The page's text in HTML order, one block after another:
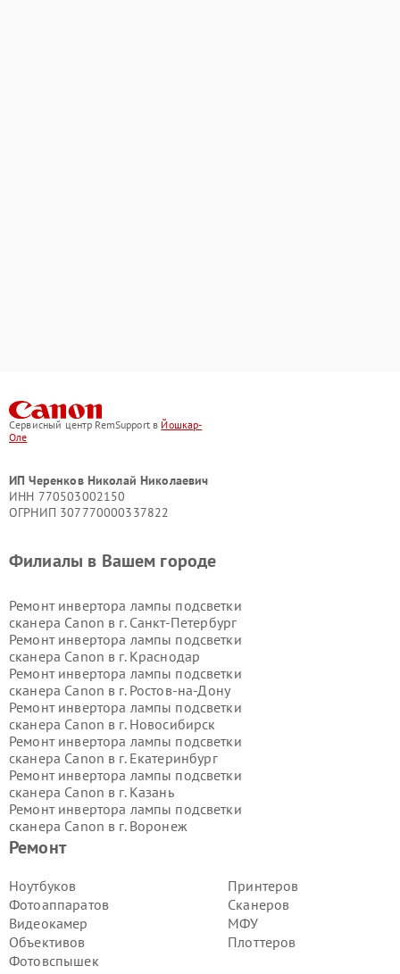
Сервисный центр RemSupport в Йошкар-
Оле
ИП Черенков Николай Николаевич
ИНН 770503002150
ОГРНИП 307770000337822
Ремонт
Ноутбуков
Фотоаппаратов
Видеокамер
Объективов
Фотовспышек
Принтеров
Сканеров
МФУ
Плоттеров
Филиалы в Вашем городе
Ремонт инвертора лампы подсветки
сканера Canon в г. Санкт-Петербург
Ремонт инвертора лампы подсветки
сканера Canon в г. Краснодар
Ремонт инвертора лампы подсветки
сканера Canon в г. Ростов-на-Дону
Ремонт инвертора лампы подсветки
сканера Canon в г. Новосибирск
Ремонт инвертора лампы подсветки
сканера Canon в г. Екатеринбург
Ремонт инвертора лампы подсветки
сканера Canon в г. Казань
Ремонт инвертора лампы подсветки
сканера Canon в г. Воронеж
Ремонт инвертора лампы подсветки
Ремонт инвертора лампы подсветки
сканера Canon в г.
Ремонт инвертора лампы подсветки
сканера Canon в г.
Ремонт инвертора лампы подсветки
сканера Canon в г.